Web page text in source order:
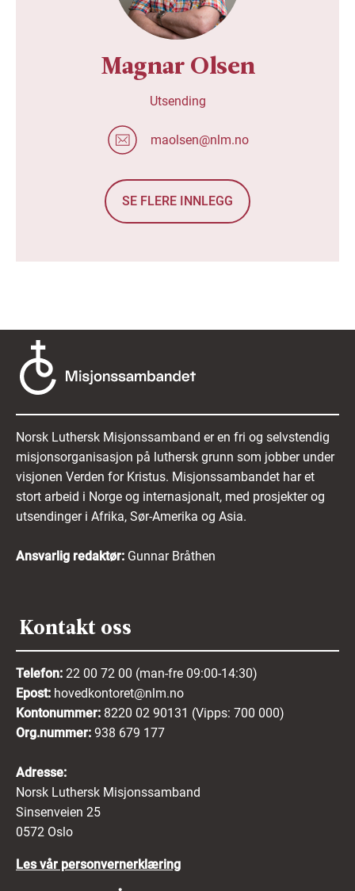
Magnar Olsen
Utsending
maolsen@nlm.no
SE FLERE INNLEGG
Norsk Luthersk Misjonssamband er en fri og selvstendig
misjonsorganisasjon på luthersk grunn som jobber under
visjonen Verden for Kristus. Misjonssambandet har et
stort arbeid i Norge og internasjonalt, med prosjekter og
utsendinger i Afrika, Sør-Amerika og Asia.
Ansvarlig redaktør: Gunnar Bråthen
Kontakt oss
Telefon: 22 00 72 00 (man-fre 09:00-14:30)
Epost: hovedkontoret@nlm.no
Kontonummer: 8220 02 90131 (Vipps: 700 000)
Org.nummer: 938 679 177
Adresse:
Norsk Luthersk Misjonssamband
Sinsenveien 25
0572 Oslo
Les vår personvernerklæring